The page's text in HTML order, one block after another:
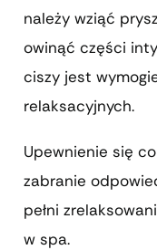
należy wziąć
owinąć części
ciszy jest
relaksacyjnych.
Upewnienie się
zabranie
pełni
w spa.